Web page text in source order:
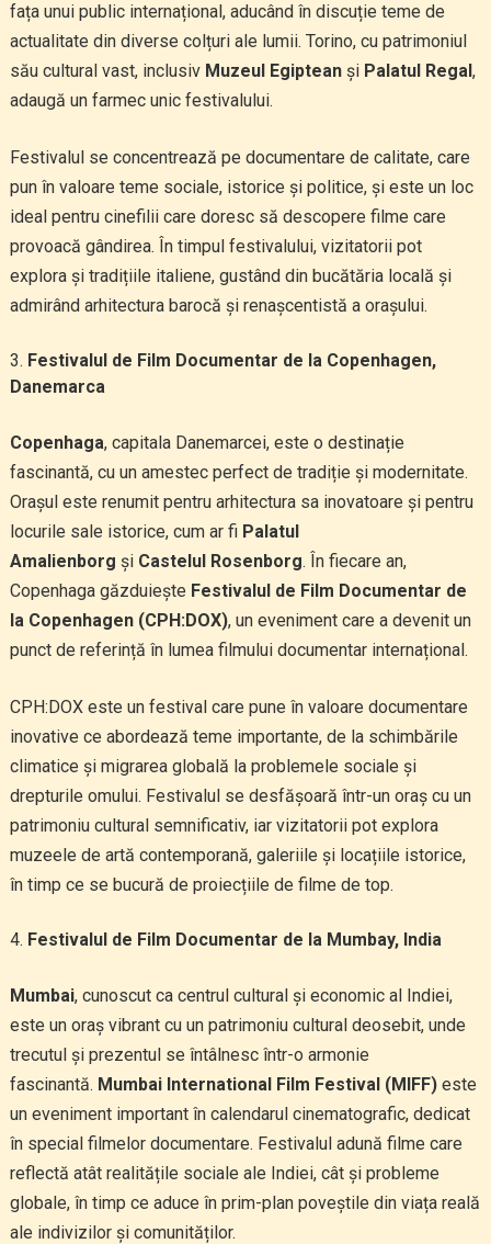
fața unui public internațional, aducând în discuție teme de
actualitate din diverse colțuri ale lumii. Torino, cu patrimoniul
său cultural vast, inclusiv Muzeul Egipteanși Palatul Regal,
adaugă un farmec unic festivalului.
Festivalul se concentrează pe documentare de calitate, care
pun în valoare teme sociale, istorice și politice, și este un loc
ideal pentru cinefilii care doresc să descopere filme care
provoacă gândirea. În timpul festivalului, vizitatorii pot
explora și tradițiile italiene, gustând din bucătăria locală și
admirând arhitectura barocă și renașcentistă a orașului.
Festivalul de Film Documentar de la Copenhagen,
Danemarca
Copenhaga, capitala Danemarcei, este o destinație
fascinantă, cu un amestec perfect de tradiție și modernitate.
Orașul este renumit pentru arhitectura sa inovatoare și pentru
locurile sale istorice, cum ar fi Palatul
Amalienborg și Castelul Rosenborg. În fiecare an,
Copenhaga găzduiește Festivalul de Film Documentar de
la Copenhagen (CPH:DOX), un eveniment care a devenit un
punct de referință în lumea filmului documentar internațional.
CPH:DOX este un festival care pune în valoare documentare
inovative ce abordează teme importante, de la schimbările
climatice și migrarea globală la problemele sociale și
drepturile omului. Festivalul se desfășoară într-un oraș cu un
patrimoniu cultural semnificativ, iar vizitatorii pot explora
muzeele de artă contemporană, galeriile și locațiile istorice,
în timp ce se bucură de proiecțiile de filme de top.
Festivalul de Film Documentar de la Mumbay, India
Mumbai, cunoscut ca centrul cultural și economic al Indiei,
este un oraș vibrant cu un patrimoniu cultural deosebit, unde
trecutul și prezentul se întâlnesc într-o armonie
fascinantă. Mumbai International Film Festival (MIFF)este
un eveniment important în calendarul cinematografic, dedicat
în special filmelor documentare. Festivalul adună filme care
reflectă atât realitățile sociale ale Indiei, cât și probleme
globale, în timp ce aduce în prim-plan poveștile din viața reală
ale indivizilor și comunităților.